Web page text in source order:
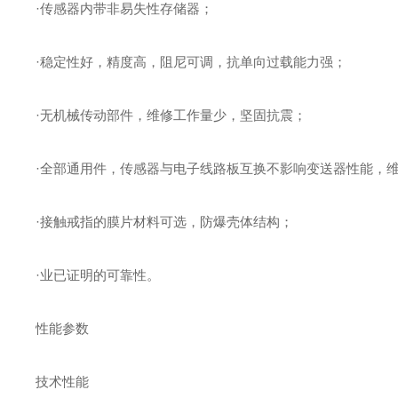
·传感器内带非易失性存储器；
·稳定性好，精度高，阻尼可调，抗单向过载能力强；
·无机械传动部件，维修工作量少，坚固抗震；
·全部通用件，传感器与电子线路板互换不影响变送器性能，
·接触戒指的膜片材料可选，防爆壳体结构；
·业已证明的可靠性。
性能参数
技术性能